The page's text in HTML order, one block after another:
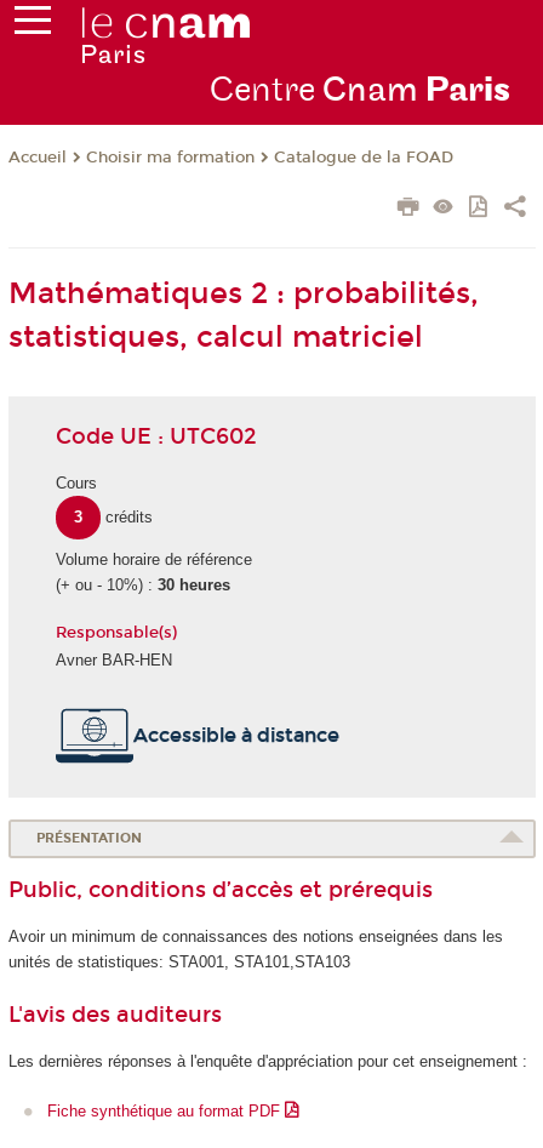
Centre Cnam Paris
Accueil Choisir ma formation Catalogue de la FOAD
Mathématiques 2 : probabilités,
statistiques, calcul matriciel
Code UE : UTC602
Cours
3
crédits
Volume horaire de référence
(+ ou - 10%) : 30 heures
Responsable(s)
Avner BAR-HEN
Accessible à distance
PRÉSENTATION
Public, conditions d’accès et prérequis
Avoir un minimum de connaissances des notions enseignées dans les
unités de statistiques: STA001, STA101,STA103
L'avis des auditeurs
Les dernières réponses à l'enquête d'appréciation pour cet enseignement :
Fiche synthétique au format PDF